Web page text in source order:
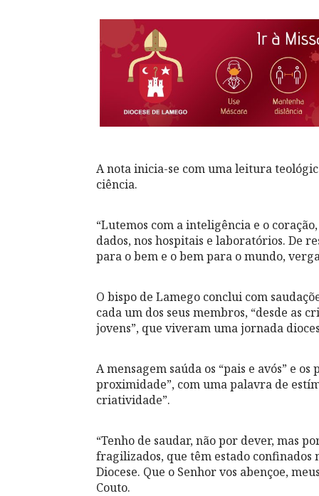
A nota inicia-se com uma leitura
ciência.
“Lutemos com a inteligência e o
dados, nos hospitais e laboratórios. De
para o bem e o bem para o mundo,
O bispo de Lamego conclui com
cada um dos seus membros, “desde as
jovens”, que viveram uma jornada
A mensagem saúda os “pais e avós” e
proximidade”, com uma palavra de
criatividade”.
“Tenho de saudar, não por dever, mas
fragilizados, que têm estado confinados
Diocese. Que o Senhor vos abençoe,
Couto.